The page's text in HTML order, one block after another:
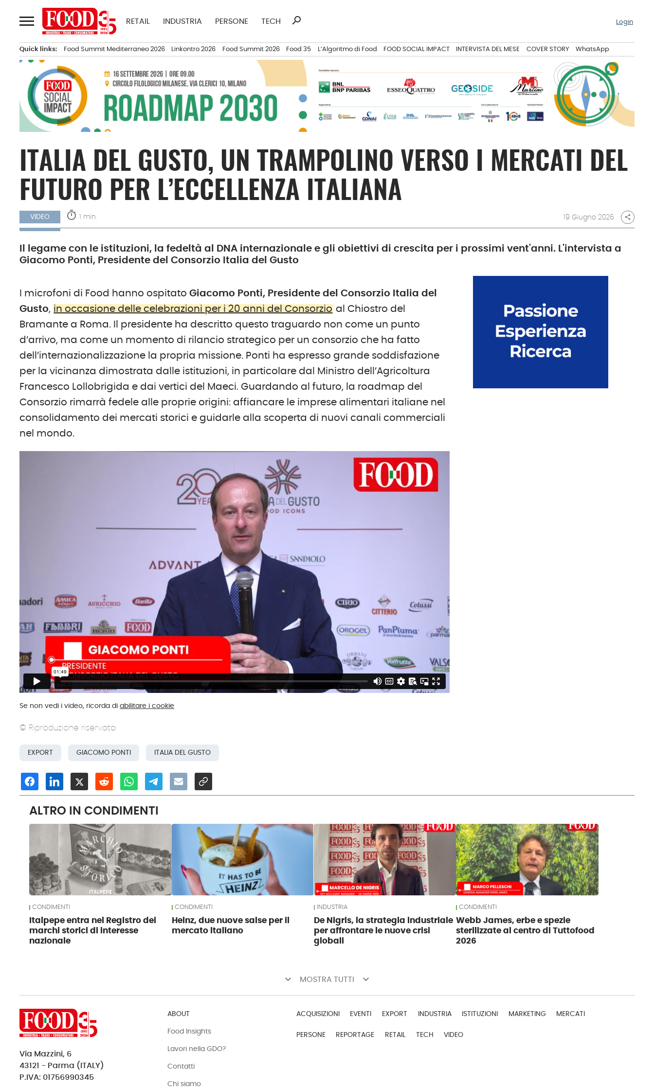
al
contenuto
RETAIL INDUSTRIA PERSONE TECH
Ricerca
search Login
Quick links: Food Summit Mediterraneo 2026 Linkontro 2026 Food Summit 2026 Food 35 L’Algoritmo di Food FOOD SOCIAL IMPACT INTERVISTA DEL MESE COVER STORY WhatsApp
ITALIA DEL GUSTO, UN TRAMPOLINO VERSO I MERCATI DEL
FUTURO PER L’ECCELLENZA ITALIANA
VIDEO timer 1 min. 19 Giugno 2026 share
Il legame con le istituzioni, la fedeltà al DNA internazionale e gli obiettivi di crescita per i prossimi vent'anni. L'intervista a
Giacomo Ponti, Presidente del Consorzio Italia del Gusto
I microfoni di Food hanno ospitato Giacomo Ponti, Presidente del Consorzio Italia del
Gusto, in occasione delle celebrazioni per i 20 anni del Consorzio al Chiostro del
Bramante a Roma. Il presidente ha descritto questo traguardo non come un punto
d’arrivo, ma come un momento di rilancio strategico per un consorzio che ha fatto
dell’internazionalizzazione la propria missione. Ponti ha espresso grande soddisfazione
per la vicinanza dimostrata dalle istituzioni, in particolare dal Ministro dell’Agricoltura
Francesco Lollobrigida e dai vertici del Maeci. Guardando al futuro, la roadmap del
Consorzio rimarrà fedele alle proprie origini: affiancare le imprese alimentari italiane nel
consolidamento dei mercati storici e guidarle alla scoperta di nuovi canali commerciali
nel mondo.
Se non vedi i video, ricorda diabilitare i cookie
© Riproduzione riservata
EXPORT GIACOMO PONTI ITALIA DEL GUSTO
ALTRO IN CONDIMENTI
CONDIMENTI
Italpepe entra nel Registro dei
marchi storici di interesse
nazionale
CONDIMENTI
Heinz, due nuove salse per il
mercato italiano
INDUSTRIA
De Nigris, la strategia industriale
per affrontare le nuove crisi
globali
CONDIMENTI
Webb James, erbe e spezie
sterilizzate al centro di Tuttofood
2026
keyboard_arrow_down MOSTRA TUTTI keyboard_arrow_down
Via Mazzini, 6
43121 - Parma (ITALY)
P.IVA: 01756990345
ABOUT
Food Insights
Lavori nella GDO?
Contatti
Chi siamo
ACQUISIZIONI EVENTI EXPORT INDUSTRIA ISTITUZIONI MARKETING MERCATI
PERSONE REPORTAGE RETAIL TECH VIDEO